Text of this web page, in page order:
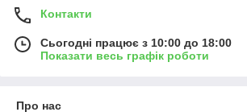
Контакти
Сьогодні працює з 10:00 до 18:00
Показати весь графік роботи
Про нас